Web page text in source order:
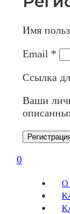
Имя
Email *
Ссылка
Ваши
0
О